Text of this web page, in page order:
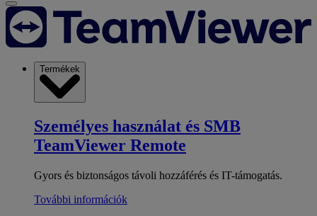
Termékek
Személyes használat és SMB
TeamViewer Remote
Gyors és biztonságos távoli hozzáférés és IT-támogatás.
További információk